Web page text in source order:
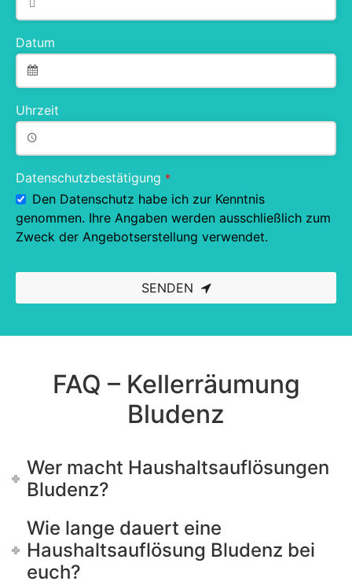
Datum
Uhrzeit
Datenschutzbestätigung *
Den Datenschutz habe ich zur Kenntnis
genommen. Ihre Angaben werden ausschließlich zum
Zweck der Angebotserstellung verwendet.
SENDEN
should
FAQ – Kellerräumung
Bludenz
Wer macht Haushaltsauflösungen
Bludenz?
Wie lange dauert eine
Haushaltsauflösung Bludenz bei
euch?